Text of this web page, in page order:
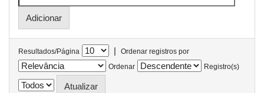
Resultados/Página |
Ordenar registros por
Ordenar
Registro(s)